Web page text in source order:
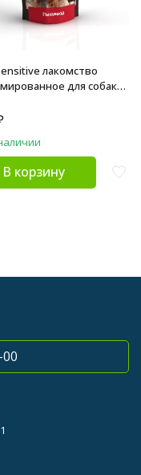
лакомство
для собак
В корзину